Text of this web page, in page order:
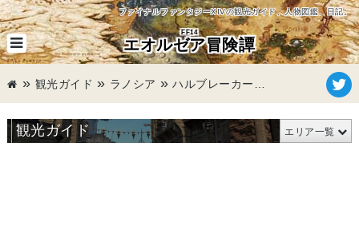
ファイナルファンタジーXIVの観光ガイド、人物図鑑、日記。
FF14
エオルゼア冒険譚
観光ガイド ラノシア
観光ガイド エリア一覧